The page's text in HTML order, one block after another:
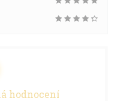
hodnocení